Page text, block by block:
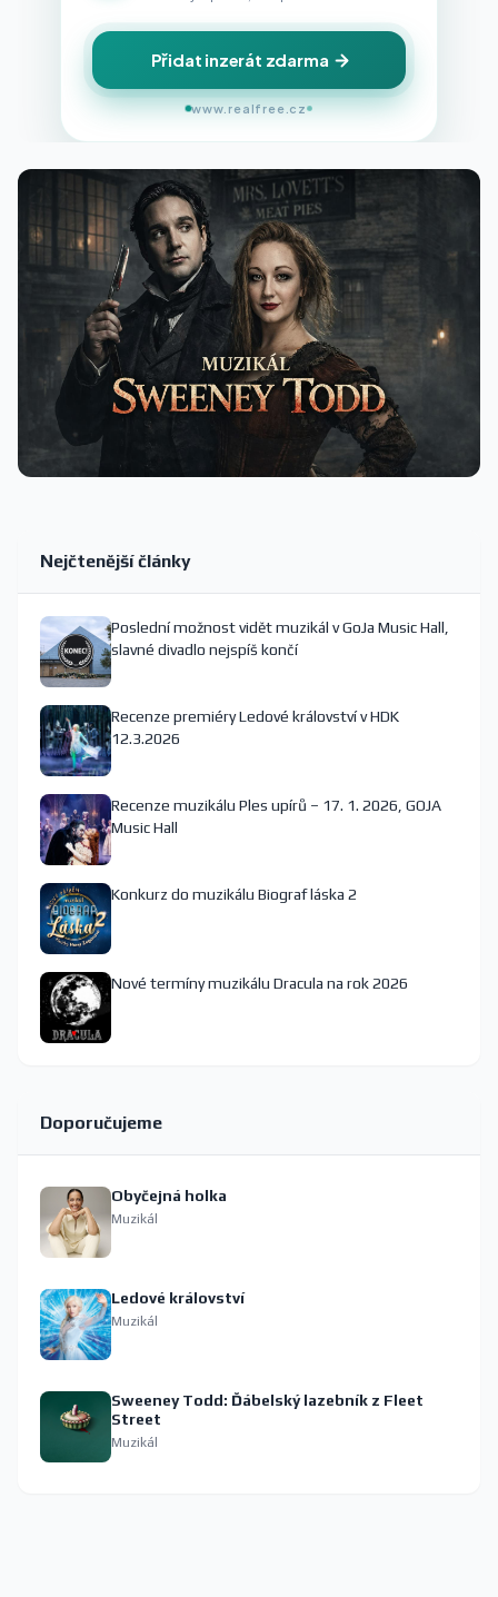
Přidat inzerát zdarma
www.realfree.cz
Nejčtenější články
Poslední možnost vidět muzikál v GoJa Music Hall,
slavné divadlo nejspíš končí
Recenze premiéry Ledové království v HDK
12.3.2026
Recenze muzikálu Ples upírů – 17. 1. 2026, GOJA
Music Hall
Konkurz do muzikálu Biograf láska 2
Nové termíny muzikálu Dracula na rok 2026
Doporučujeme
Obyčejná holka
Muzikál
Ledové království
Muzikál
Sweeney Todd: Ďábelský lazebník z Fleet
Street
Muzikál